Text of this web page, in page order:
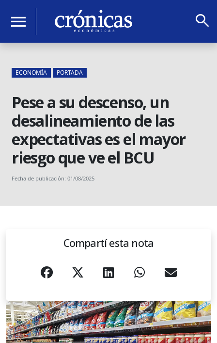
menu search
ECONOMÍA PORTADA
Pese a su descenso, un
desalineamiento de las
expectativas es el mayor
riesgo que ve el BCU
Fecha de publicación: 01/08/2025
Compartí esta nota